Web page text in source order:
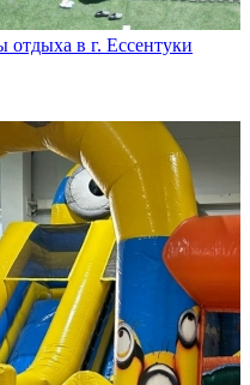
отдыха в г. Ессентуки